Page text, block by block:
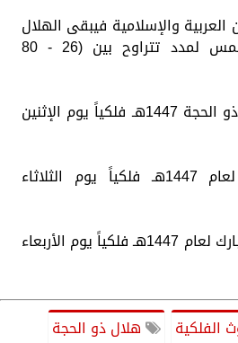
والإسلامية فيبقى الهلال
الجديد بعد غروب الشمس لمدد تتراوح بين (26 - 80
​وبذلك تكون غرة شهر ذو الحجة 1447هـ فلكياً يوم الإثنين
​وتكون وقفة عرفات لعام 1447هـ فلكياً يوم الثلاثاء
​ويكون عيد الأضحى المبارك لعام 1447هـ فلكياً يوم الأربعاء
الفلكية
هلال ذو الحجة